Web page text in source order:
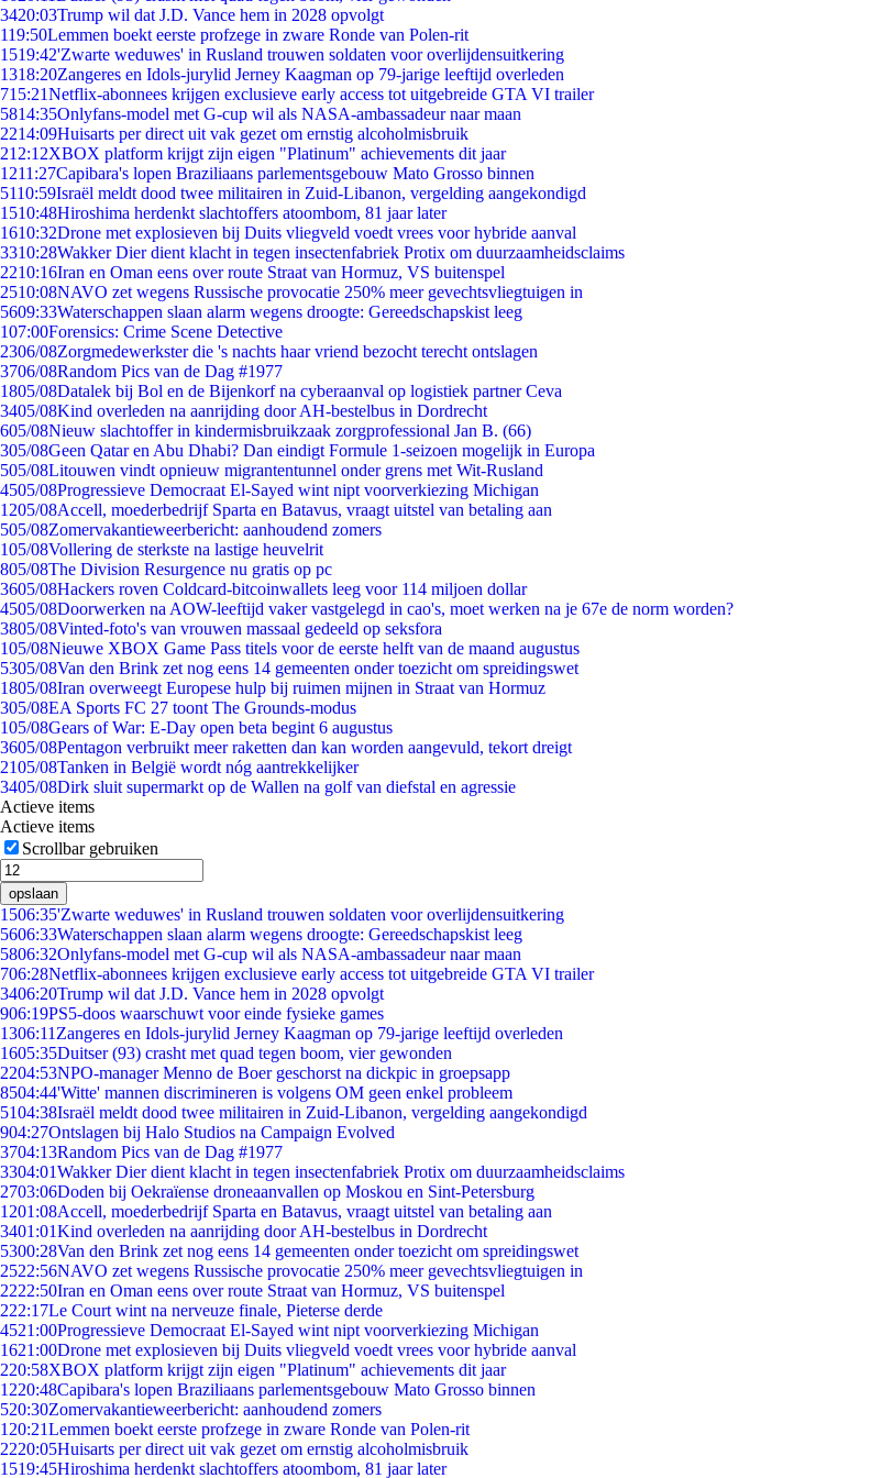
3420:03Trump wil dat J.D. Vance hem in 2028 opvolgt
119:50Lemmen boekt eerste profzege in zware Ronde van Polen-rit
1519:42'Zwarte weduwes' in Rusland trouwen soldaten voor overlijdensuitkering
1318:20Zangeres en Idols-jurylid Jerney Kaagman op 79-jarige leeftijd overleden
715:21Netflix-abonnees krijgen exclusieve early access tot uitgebreide GTA VI trailer
5814:35Onlyfans-model met G-cup wil als NASA-ambassadeur naar maan
2214:09Huisarts per direct uit vak gezet om ernstig alcoholmisbruik
212:12XBOX platform krijgt zijn eigen "Platinum" achievements dit jaar
1211:27Capibara's lopen Braziliaans parlementsgebouw Mato Grosso binnen
5110:59Israël meldt dood twee militairen in Zuid-Libanon, vergelding aangekondigd
1510:48Hiroshima herdenkt slachtoffers atoombom, 81 jaar later
1610:32Drone met explosieven bij Duits vliegveld voedt vrees voor hybride aanval
3310:28Wakker Dier dient klacht in tegen insectenfabriek Protix om duurzaamheidsclaims
2210:16Iran en Oman eens over route Straat van Hormuz, VS buitenspel
2510:08NAVO zet wegens Russische provocatie 250% meer gevechtsvliegtuigen in
5609:33Waterschappen slaan alarm wegens droogte: Gereedschapskist leeg
107:00Forensics: Crime Scene Detective
2306/08Zorgmedewerkster die 's nachts haar vriend bezocht terecht ontslagen
3706/08Random Pics van de Dag #1977
1805/08Datalek bij Bol en de Bijenkorf na cyberaanval op logistiek partner Ceva
3405/08Kind overleden na aanrijding door AH-bestelbus in Dordrecht
605/08Nieuw slachtoffer in kindermisbruikzaak zorgprofessional Jan B. (66)
305/08Geen Qatar en Abu Dhabi? Dan eindigt Formule 1-seizoen mogelijk in Europa
505/08Litouwen vindt opnieuw migrantentunnel onder grens met Wit-Rusland
4505/08Progressieve Democraat El-Sayed wint nipt voorverkiezing Michigan
1205/08Accell, moederbedrijf Sparta en Batavus, vraagt uitstel van betaling aan
505/08Zomervakantieweerbericht: aanhoudend zomers
105/08Vollering de sterkste na lastige heuvelrit
805/08The Division Resurgence nu gratis op pc
3605/08Hackers roven Coldcard-bitcoinwallets leeg voor 114 miljoen dollar
4505/08Doorwerken na AOW-leeftijd vaker vastgelegd in cao's, moet werken na je 67e de norm worden?
3805/08Vinted-foto's van vrouwen massaal gedeeld op seksfora
105/08Nieuwe XBOX Game Pass titels voor de eerste helft van de maand augustus
5305/08Van den Brink zet nog eens 14 gemeenten onder toezicht om spreidingswet
1805/08Iran overweegt Europese hulp bij ruimen mijnen in Straat van Hormuz
305/08EA Sports FC 27 toont The Grounds-modus
105/08Gears of War: E-Day open beta begint 6 augustus
3605/08Pentagon verbruikt meer raketten dan kan worden aangevuld, tekort dreigt
2105/08Tanken in België wordt nóg aantrekkelijker
3405/08Dirk sluit supermarkt op de Wallen na golf van diefstal en agressie
Actieve items
Actieve items
Scrollbar gebruiken
opslaan
1506:35'Zwarte weduwes' in Rusland trouwen soldaten voor overlijdensuitkering
5606:33Waterschappen slaan alarm wegens droogte: Gereedschapskist leeg
5806:32Onlyfans-model met G-cup wil als NASA-ambassadeur naar maan
706:28Netflix-abonnees krijgen exclusieve early access tot uitgebreide GTA VI trailer
3406:20Trump wil dat J.D. Vance hem in 2028 opvolgt
906:19PS5-doos waarschuwt voor einde fysieke games
1306:11 Zangeres en Idols-jurylid Jerney Kaagman op 79-jarige leeftijd overleden
1605:35Duitser (93) crasht met quad tegen boom, vier gewonden
2204:53NPO-manager Menno de Boer geschorst na dickpic in groepsapp
8504:44'Witte' mannen discrimineren is volgens OM geen enkel probleem
5104:38Israël meldt dood twee militairen in Zuid-Libanon, vergelding aangekondigd
904:27Ontslagen bij Halo Studios na Campaign Evolved
3704:13Random Pics van de Dag #1977
3304:01Wakker Dier dient klacht in tegen insectenfabriek Protix om duurzaamheidsclaims
2703:06Doden bij Oekraïense droneaanvallen op Moskou en Sint-Petersburg
1201:08Accell, moederbedrijf Sparta en Batavus, vraagt uitstel van betaling aan
3401:01Kind overleden na aanrijding door AH-bestelbus in Dordrecht
5300:28Van den Brink zet nog eens 14 gemeenten onder toezicht om spreidingswet
2522:56NAVO zet wegens Russische provocatie 250% meer gevechtsvliegtuigen in
2222:50Iran en Oman eens over route Straat van Hormuz, VS buitenspel
222:17Le Court wint na nerveuze finale, Pieterse derde
4521:00Progressieve Democraat El-Sayed wint nipt voorverkiezing Michigan
1621:00Drone met explosieven bij Duits vliegveld voedt vrees voor hybride aanval
220:58XBOX platform krijgt zijn eigen "Platinum" achievements dit jaar
1220:48Capibara's lopen Braziliaans parlementsgebouw Mato Grosso binnen
520:30Zomervakantieweerbericht: aanhoudend zomers
1 20:21Lemmen boekt eerste profzege in zware Ronde van Polen-rit
2220:05Huisarts per direct uit vak gezet om ernstig alcoholmisbruik
1519:45Hiroshima herdenkt slachtoffers atoombom, 81 jaar later